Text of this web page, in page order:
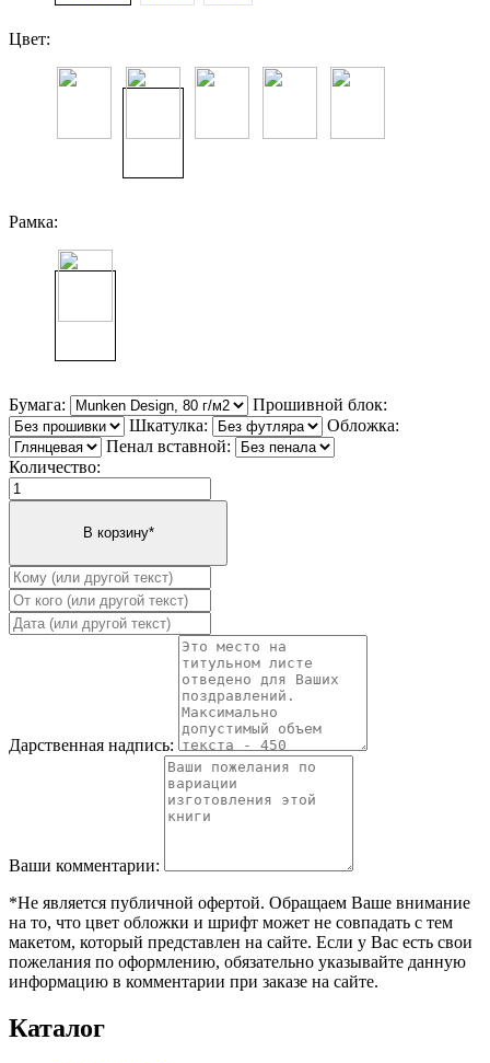
Цвет:
Рамка:
Бумага:
Прошивной блок:
Шкатулка:
Обложка:
Пенал вставной:
Количество:
Дарственная надпись:
Ваши комментарии:
*Не является публичной офертой. Обращаем Ваше внимание
на то, что цвет обложки и шрифт может не совпадать с тем
макетом, который представлен на сайте. Если у Вас есть свои
пожелания по оформлению, обязательно указывайте данную
информацию в комментарии при заказе на сайте.
Каталог